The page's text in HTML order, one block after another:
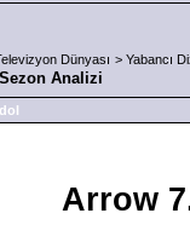
Dünyası > Yabancı
Analizi
Arrow